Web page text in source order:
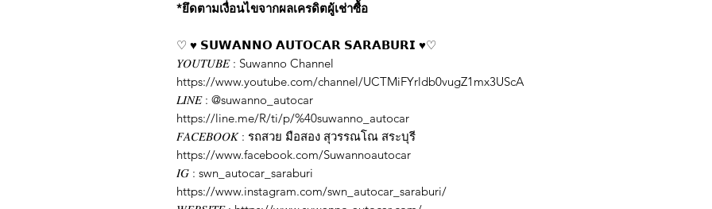
*ยึดตามเงื่อนไขจากผลเครดิตผู้เช่าซื้อ
♡ ♥ 𝗦𝗨𝗪𝗔𝗡𝗡𝗢 𝗔𝗨𝗧𝗢𝗖𝗔𝗥 𝗦𝗔𝗥𝗔𝗕𝗨𝗥𝗜 ♥♡
𝑌𝑂𝑈𝑇𝑈𝐵𝐸: Suwanno Channel
https://www.youtube.com/channel/UCTMiFYrldb0vugZ1mx3UScA
𝐿𝐼𝑁𝐸: @suwanno_autocar
https://line.me/R/ti/p/%40suwanno_autocar
𝐹𝐴𝐶𝐸𝐵𝑂𝑂𝐾: รถสวย มือสอง สุวรรณโณ สระบุรี
https://www.facebook.com/Suwannoautocar
𝐼𝐺 : swn_autocar_saraburi
https://www.instagram.com/swn_autocar_saraburi/